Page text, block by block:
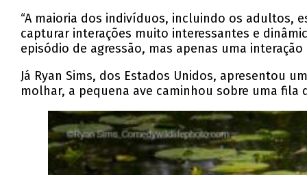
“A maioria dos indivíduos, incluindo os adultos,
capturar interações muito interessantes e
episódio de agressão, mas apenas uma
Já Ryan Sims, dos Estados Unidos, apresentou
molhar, a pequena ave caminhou sobre uma